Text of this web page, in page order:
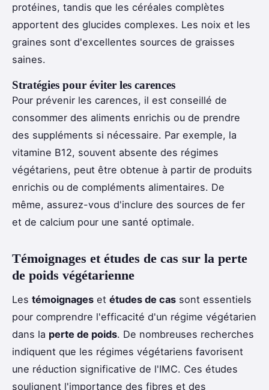
protéines, tandis que les céréales complètes
apportent des glucides complexes. Les noix et les
graines sont d'excellentes sources de graisses
saines.
Stratégies pour éviter les carences
Pour prévenir les carences, il est conseillé de
consommer des aliments enrichis ou de prendre
des suppléments si nécessaire. Par exemple, la
vitamine B12, souvent absente des régimes
végétariens, peut être obtenue à partir de produits
enrichis ou de compléments alimentaires. De
même, assurez-vous d'inclure des sources de fer
et de calcium pour une santé optimale.
Témoignages et études de cas sur la perte
de poids végétarienne
Les témoignages et études de cas sont essentiels
pour comprendre l'efficacité d'un régime végétarien
dans la perte de poids. De nombreuses recherches
indiquent que les régimes végétariens favorisent
une réduction significative de l'IMC. Ces études
soulignent l'importance des fibres et des